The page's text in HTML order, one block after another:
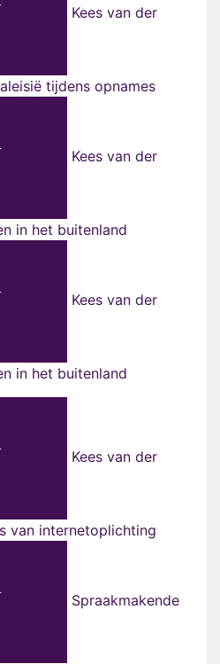
Kees van der
tijdens opnames
Kees van der
in het buitenland
Kees van der
in het buitenland
Kees van der
van internetoplichting
Spraakmakende